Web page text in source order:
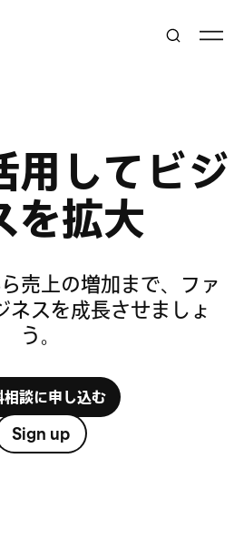
用してビジ
を拡大
売上の増加まで、ファ
ネスを成長させましょ
う。
相談に申し込む
Sign up